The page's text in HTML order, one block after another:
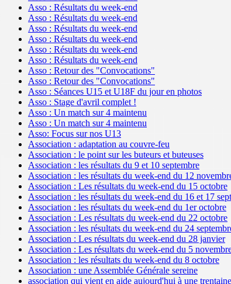
Asso : Résultats du week-end
Asso : Résultats du week-end
Asso : Résultats du week-end
Asso : Résultats du week-end
Asso : Résultats du week-end
Asso : Résultats du week-end
Asso : Retour des "Convocations"
Asso : Retour des "Convocations"
Asso : Séances U15 et U18F du jour en photos
Asso : Stage d'avril complet !
Asso : Un match sur 4 maintenu
Asso : Un match sur 4 maintenu
Asso: Focus sur nos U13
Association : adaptation au couvre-feu
Association : le point sur les buteurs et buteuses
Association : les résultats du 9 et 10 septembre
Association : les résultats du week-end du 12
Association : Les résultats du week-end du 15 octobre
Association : les résultats du week-end du 16 et 17
Association : les résultats du week-end du 1er octobre
Association : Les résultats du week-end du 22 octobre
Association : les résultats du week-end du 24
Association : Les résultats du week-end du 28 janvier
Association : Les résultats du week-end du 5
Association : les résultats du week-end du 8 octobre
Association : une Assemblée Générale sereine
association qui vient en aide aujourd'hui à une